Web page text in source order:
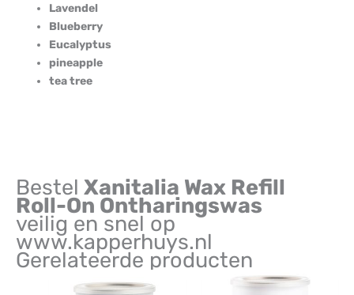
Lavendel
Blueberry
Eucalyptus
pineapple
tea tree
Bestel Xanitalia Wax Refill
Roll-On Ontharingswas
veilig en snel op
www.kapperhuys.nl
Gerelateerde producten